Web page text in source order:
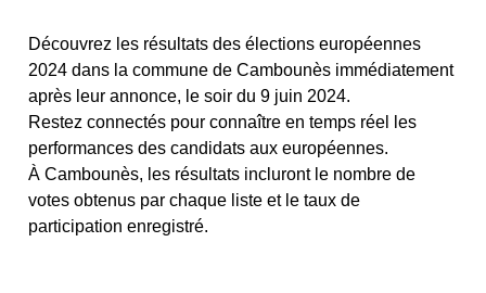
Découvrez les résultats des élections européennes
2024 dans la commune de Cambounès immédiatement
après leur annonce, le soir du 9 juin 2024.
Restez connectés pour connaître en temps réel les
performances des candidats aux européennes.
À Cambounès, les résultats incluront le nombre de
votes obtenus par chaque liste et le taux de
participation enregistré.